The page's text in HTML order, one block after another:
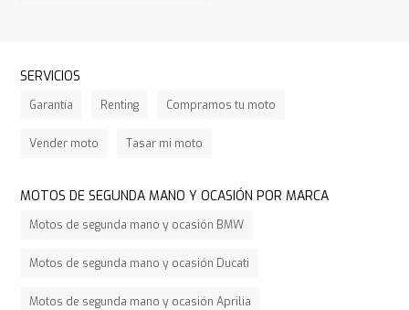
SERVICIOS
Garantía Renting Compramos tu moto
Vender moto Tasar mi moto
MOTOS DE SEGUNDA MANO Y OCASIÓN POR MARCA
Motos de segunda mano y ocasión BMW
Motos de segunda mano y ocasión Ducati
Motos de segunda mano y ocasión Aprilia